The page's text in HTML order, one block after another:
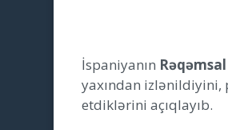
İspaniyanın
yaxından
etdiklərini açıqlayıb.